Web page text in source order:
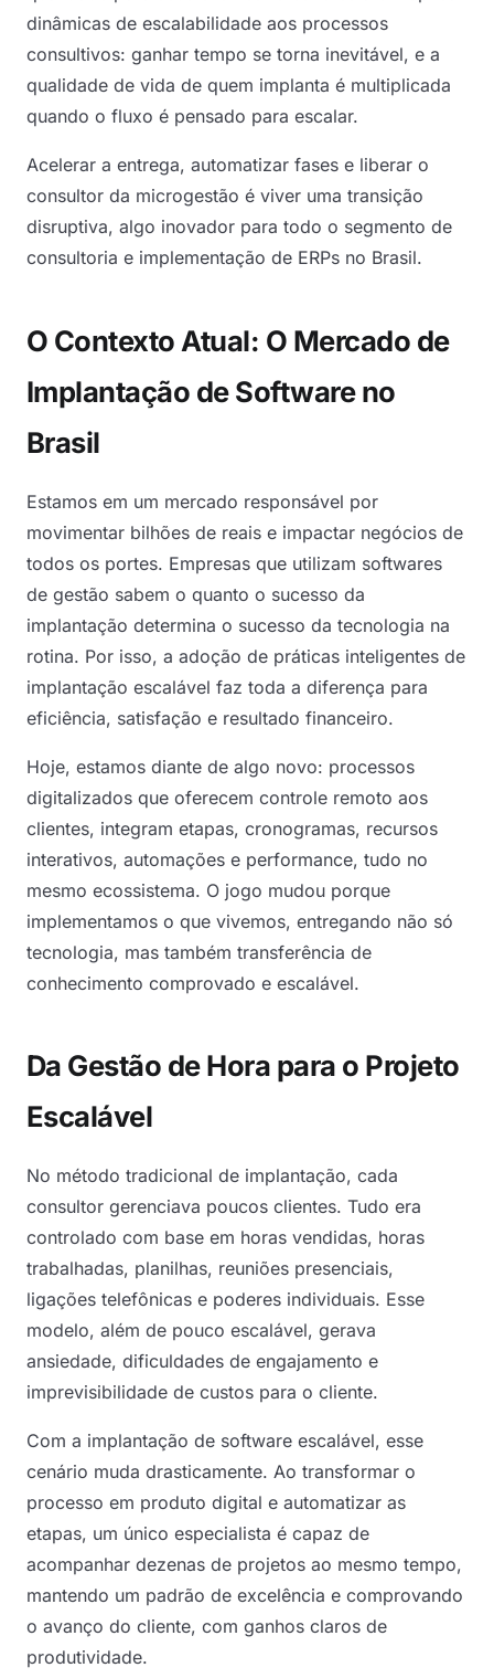
dinâmicas de escalabilidade aos processos
consultivos: ganhar tempo se torna inevitável, e a
qualidade de vida de quem implanta é multiplicada
quando o fluxo é pensado para escalar.
Acelerar a entrega, automatizar fases e liberar o
consultor da microgestão é viver uma transição
disruptiva, algo inovador para todo o segmento de
consultoria e implementação de ERPs no Brasil.
O Contexto Atual: O Mercado de
Implantação de Software no
Brasil
Estamos em um mercado responsável por
movimentar bilhões de reais e impactar negócios de
todos os portes. Empresas que utilizam softwares
de gestão sabem o quanto o sucesso da
implantação determina o sucesso da tecnologia na
rotina. Por isso, a adoção de práticas inteligentes de
implantação escalável faz toda a diferença para
eficiência, satisfação e resultado financeiro.
Hoje, estamos diante de algo novo: processos
digitalizados que oferecem controle remoto aos
clientes, integram etapas, cronogramas, recursos
interativos, automações e performance, tudo no
mesmo ecossistema. O jogo mudou porque
implementamos o que vivemos, entregando não só
tecnologia, mas também transferência de
conhecimento comprovado e escalável.
Da Gestão de Hora para o Projeto
Escalável
No método tradicional de implantação, cada
consultor gerenciava poucos clientes. Tudo era
controlado com base em horas vendidas, horas
trabalhadas, planilhas, reuniões presenciais,
ligações telefônicas e poderes individuais. Esse
modelo, além de pouco escalável, gerava
ansiedade, dificuldades de engajamento e
imprevisibilidade de custos para o cliente.
Com a implantação de software escalável, esse
cenário muda drasticamente. Ao transformar o
processo em produto digital e automatizar as
etapas, um único especialista é capaz de
acompanhar dezenas de projetos ao mesmo tempo,
mantendo um padrão de excelência e comprovando
o avanço do cliente, com ganhos claros de
produtividade.